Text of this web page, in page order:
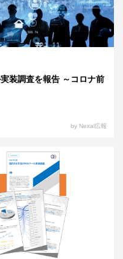
装調査を報告 ～コロナ前
by Nexal広報